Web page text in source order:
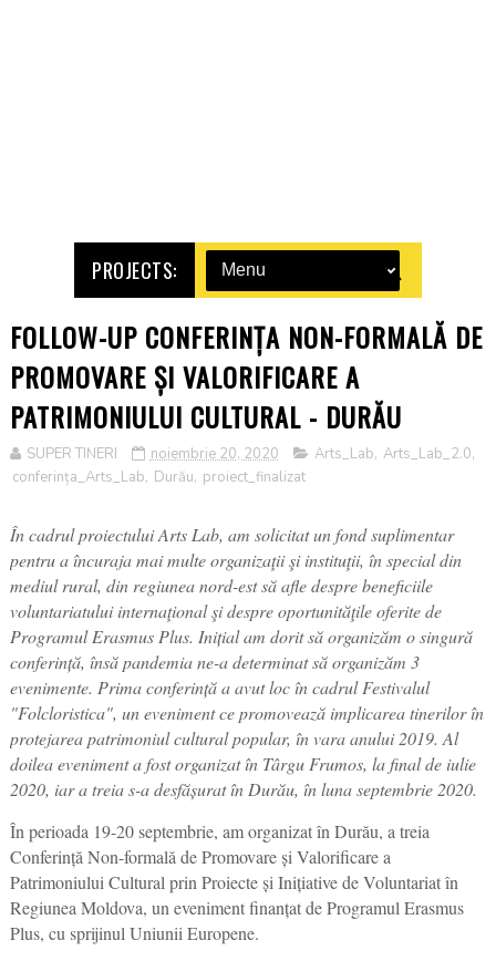
PROJECTS:
FOLLOW-UP CONFERINȚA NON-FORMALĂ DE
PROMOVARE ȘI VALORIFICARE A
PATRIMONIULUI CULTURAL - DURĂU
SUPER TINERI noiembrie 20, 2020 Arts_Lab, Arts_Lab_2.0,
conferința_Arts_Lab, Durău, proiect_finalizat
În cadrul proiectului Arts Lab, am solicitat un fond suplimentar
pentru a încuraja mai multe organizaţii şi instituţii, în special din
mediul rural, din regiunea nord-est să afle despre beneficiile
voluntariatului internaţional şi despre oportunităţile oferite de
Programul Erasmus Plus. Inițial am dorit să organizăm o singură
conferință, însă pandemia ne-a determinat să organizăm 3
evenimente. Prima conferință a avut loc în cadrul Festivalul
"Folcloristica", un eveniment ce promovează implicarea tinerilor în
protejarea patrimoniul cultural popular, în vara anului 2019. Al
doilea eveniment a fost organizat în Târgu Frumos, la final de iulie
2020, iar a treia s-a desfășurat în Durău, în luna septembrie 2020.
În perioada 19-20 septembrie, am organizat în Durău, a treia
Conferință Non-formală de Promovare și Valorificare a
Patrimoniului Cultural prin Proiecte și Inițiative de Voluntariat în
Regiunea Moldova, un eveniment finanțat de Programul Erasmus
Plus, cu sprijinul Uniunii Europene.